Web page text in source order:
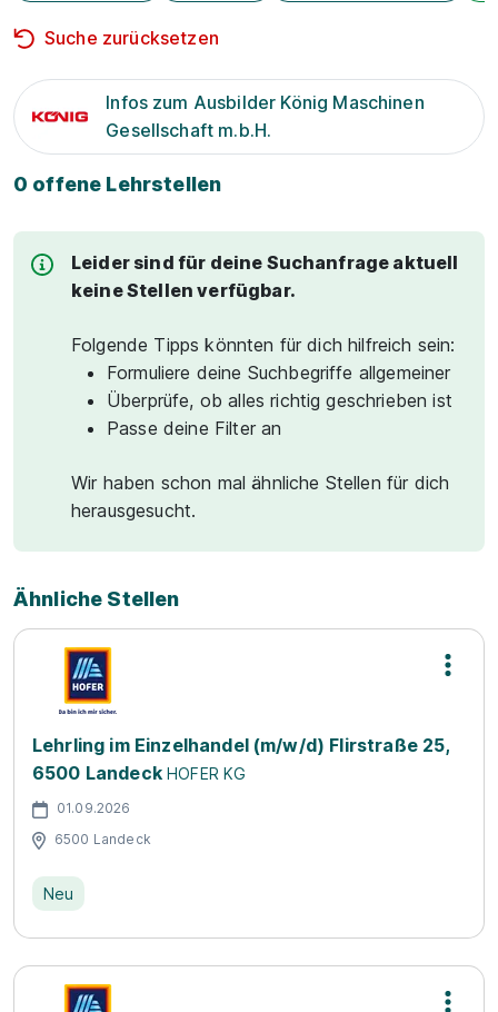
Suche zurücksetzen
Infos zum Ausbilder König Maschinen
Gesellschaft m.b.H.
0 offene Lehrstellen
Leider sind für deine Suchanfrage aktuell
keine Stellen verfügbar.
Folgende Tipps könnten für dich hilfreich sein:
Formuliere deine Suchbegriffe allgemeiner
Überprüfe, ob alles richtig geschrieben ist
Passe deine Filter an
Wir haben schon mal ähnliche Stellen für dich
herausgesucht.
Ähnliche Stellen
Lehrling im Einzelhandel (m/w/d) Flirstraße 25,
6500 Landeck HOFER KG
01.09.2026
6500 Landeck
Neu